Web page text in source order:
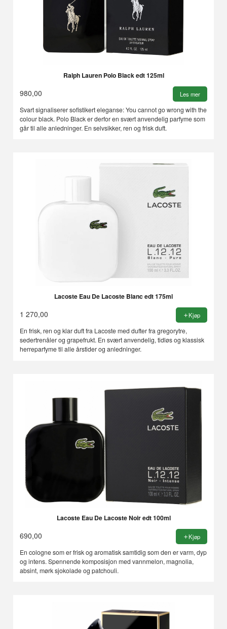
Ralph Lauren Polo Black edt 125ml
980,00 Les mer
Svart signaliserer sofistikert eleganse: You cannot go wrong with the
colour black. Polo Black er derfor en svært anvendelig parfyme som
går til alle anledninger. En selvsikker, ren og frisk duft.
Lacoste Eau De Lacoste Blanc edt 175ml
1 270,00 Kjøp
En frisk, ren og klar duft fra Lacoste med dufter fra gregorytre,
sedertrenåler og grapefrukt. En svært anvendelig, tidløs og klassisk
herreparfyme til alle årstider og anledninger.
Lacoste Eau De Lacoste Noir edt 100ml
690,00 Kjøp
En cologne som er frisk og aromatisk samtidig som den er varm, dyp
og intens. Spennende komposisjon med vannmelon, magnolia,
absint, mørk sjokolade og patchouli.